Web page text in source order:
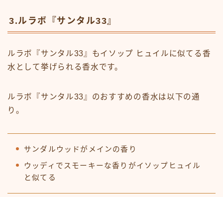
3.ルラボ『サンタル33』
ルラボ『サンタル33』もイソップ ヒュイルに似てる香
水として挙げられる香水です。
ルラボ『サンタル33』のおすすめの香水は以下の通
り。
サンダルウッドがメインの香り
ウッディでスモーキーな香りがイソップヒュイル
と似てる